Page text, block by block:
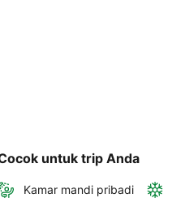
untuk trip Anda
Kamar mandi pribadi